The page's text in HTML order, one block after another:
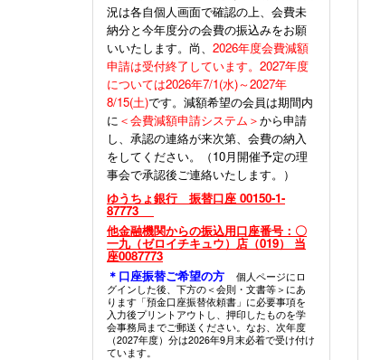
況は各自個人画面で確認の上、会費未
納分と今年度分の会費の振込みをお願
いいたします。尚、 2026年度会費減額
申請は受付終了しています。2027年度
については2026年7/1(水)～2027年
8/15(土)です。減額希望の会員は期間内
に ＜会費減額申請システム＞から申請
し、承認の連絡が来次第、会費の納入
をしてください。（10月開催予定の理
事会で承認後ご連絡いたします。）
ゆうちょ銀行 振替口座 00150-1-
87773
他金融機関からの振込用口座番号：〇
一九（ゼロイチキュウ）店（019） 当
座0087773
＊口座振替ご希望の方
個人ページにロ
グインした後、下方の＜会則・文書等＞にあ
ります「預金口座振替依頼書」に必要事項を
入力後プリントアウトし、押印したものを学
会事務局までご郵送ください。なお、次年度
（2027年度）分は2026年9月末必着で受け付け
ています。